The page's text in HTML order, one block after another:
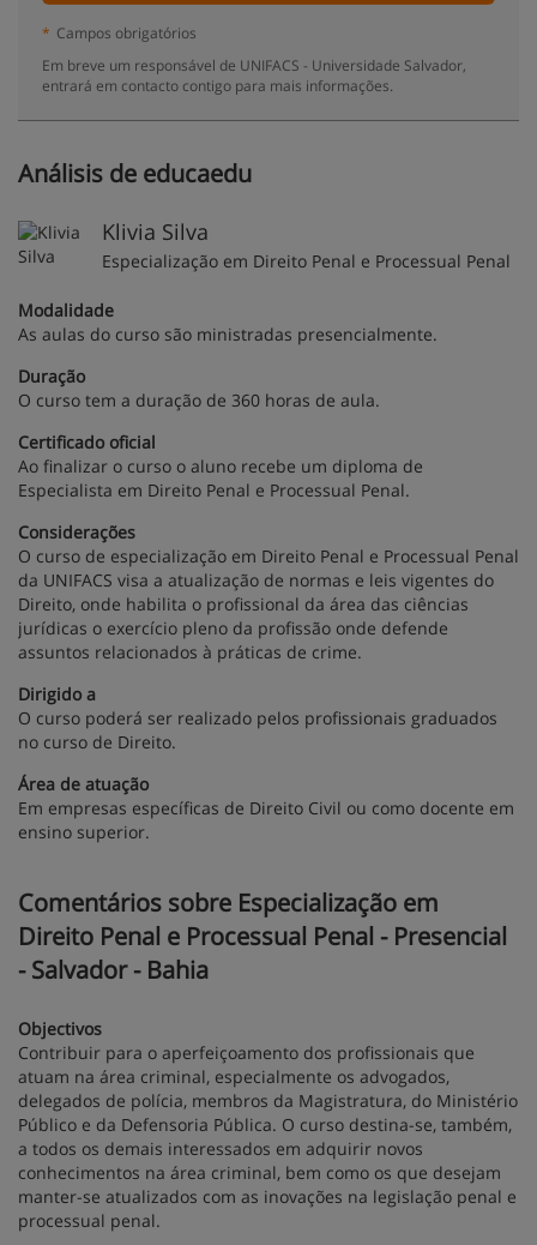
* Campos obrigatórios
Em breve um responsável de UNIFACS - Universidade Salvador,
entrará em contacto contigo para mais informações.
Análisis de educaedu
Klivia Silva
Especialização em Direito Penal e Processual Penal
Modalidade
As aulas do curso são ministradas presencialmente.
Duração
O curso tem a duração de 360 horas de aula.
Certificado oficial
Ao finalizar o curso o aluno recebe um diploma de
Especialista em Direito Penal e Processual Penal.
Considerações
O curso de especialização em Direito Penal e Processual Penal
da UNIFACS visa a atualização de normas e leis vigentes do
Direito, onde habilita o profissional da área das ciências
jurídicas o exercício pleno da profissão onde defende
assuntos relacionados à práticas de crime.
Dirigido a
O curso poderá ser realizado pelos profissionais graduados
no curso de Direito.
Área de atuação
Em empresas específicas de Direito Civil ou como docente em
ensino superior.
Comentários sobre Especialização em
Direito Penal e Processual Penal - Presencial
- Salvador - Bahia
Objectivos
Contribuir para o aperfeiçoamento dos profissionais que
atuam na área criminal, especialmente os advogados,
delegados de polícia, membros da Magistratura, do Ministério
Público e da Defensoria Pública. O curso destina-se, também,
a todos os demais interessados em adquirir novos
conhecimentos na área criminal, bem como os que desejam
manter-se atualizados com as inovações na legislação penal e
processual penal.